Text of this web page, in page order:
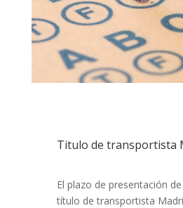
Titulo de transportista
El plazo de presentación
título de transportista